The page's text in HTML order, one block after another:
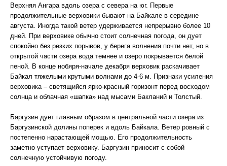
Верхняя Ангара вдоль озера с севера на юг. Первые
продолжительные верховики бывают на Байкале в середине
августа. Иногда такой ветер удерживается непрерывно более 10
дней. При верховике обычно стоит солнечная погода, он дует
спокойно без резких порывов, у берега волнения почти нет, но в
открытой части озера вода темнее и озеро покрывается белой
пеной. В конце нобяря-начале декабря верховик раскачивает
Байкал тяжелыми крутыми волнами до 4-6 м. Признаки усиления
верховика – светящийся ярко-красный горизонт перед восходом
солнца и облачная «шапка» над мысами Бакланий и Толстый.
Баргузин дует главным образом в центральной части озера из
Баргузинской долины поперек и вдоль Байкала. Ветер ровный с
постепенно нарастающей мощью. Его продолжительность
заметно уступает верховику. Баргузин приносит с собой
солнечную устойчивую погоду.